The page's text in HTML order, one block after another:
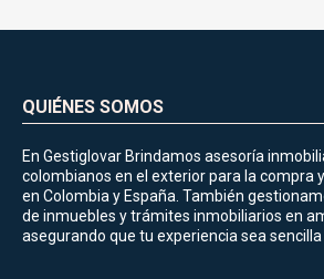
QUIÉNES SOMOS
En Gestiglovar Brindamos asesoría
colombianos en el exterior para la compra
en Colombia y España. También
de inmuebles y trámites inmobiliarios en
asegurando que tu experiencia sea